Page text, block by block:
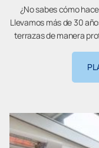
¿No sabes cómo
Llevamos más de 30
terrazas de manera